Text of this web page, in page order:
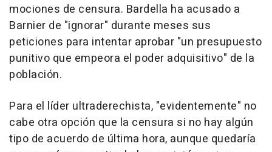
mociones de censura. Bardella ha acusado a
Barnier de "ignorar" durante meses sus
peticiones para intentar aprobar "un presupuesto
punitivo que empeora el poder adquisitivo" de la
población.
Para el líder ultraderechista, "evidentemente" no
cabe otra opción que la censura si no hay algún
tipo de acuerdo de última hora, aunque quedaría